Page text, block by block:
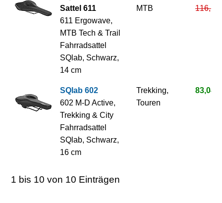
Sattel 611
611 Ergowave,
MTB Tech & Trail
Fahrradsattel
SQlab, Schwarz,
14 cm
MTB
116,10
SQlab 602
602 M-D Active,
Trekking & City
Fahrradsattel
SQlab, Schwarz,
16 cm
Trekking,
Touren
83,04 €
1 bis 10 von 10 Einträgen